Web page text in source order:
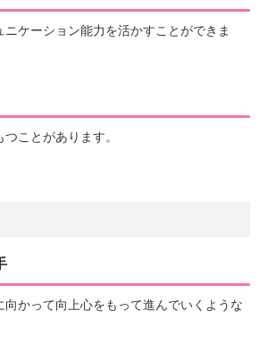
ケーション能力を活かすことができま
ことがあります。
かって向上心をもって進んでいくような